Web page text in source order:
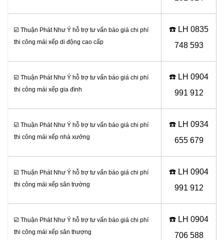
☑️ Thuận Phát Như Ý hỗ trợ tư vấn báo giá chi phí
thi công mái xếp di động cao cấp
☎️ LH 0835
748 593
☑️ Thuận Phát Như Ý hỗ trợ tư vấn báo giá chi phí
thi công mái xếp gia đình
☎️ LH 0904
991 912
☑️ Thuận Phát Như Ý hỗ trợ tư vấn báo giá chi phí
thi công mái xếp nhà xưởng
☎️ LH 0934
655 679
☑️ Thuận Phát Như Ý hỗ trợ tư vấn báo giá chi phí
thi công mái xếp sân trường
☎️ LH 0904
991 912
☑️ Thuận Phát Như Ý hỗ trợ tư vấn báo giá chi phí
thi công mái xếp sân thượng
☎️ LH 0904
706 588